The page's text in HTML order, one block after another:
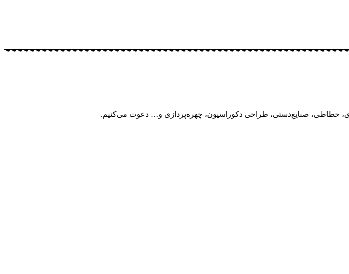
خطاطی، صنایع‌دستی، طراحی دکوراسیون، چهره‌پردازی و… دعوت می‌کنیم.